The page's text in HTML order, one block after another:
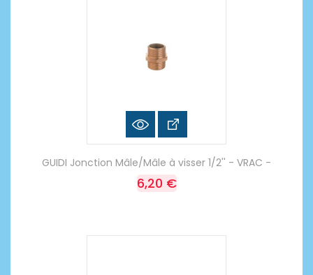
GUIDI Jonction Mâle/Mâle à visser 1/2'' - VRAC -
6,20 €